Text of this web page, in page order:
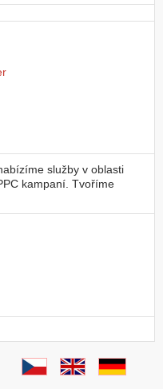
služby v oblasti
kampaní. Tvoříme